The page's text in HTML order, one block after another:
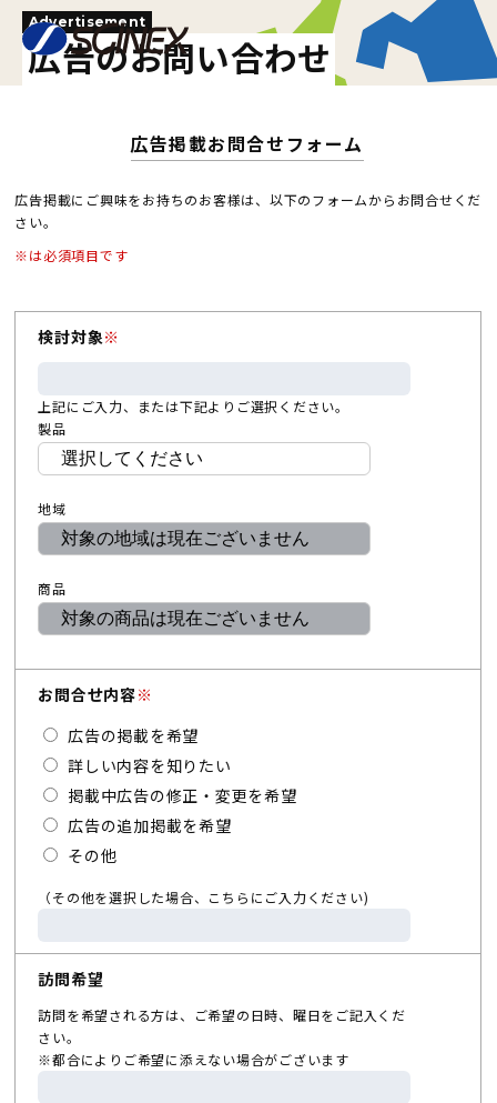
Advertisement
広告のお問い合わせ
広告掲載お問合せフォーム
広告掲載にご興味をお持ちのお客様は、以下のフォームからお問合せくだ
さい。
※は必須項目です
検討対象※
上記にご入力、または下記よりご選択ください。
製品
地域
商品
お問合せ内容※
広告の掲載を希望
詳しい内容を知りたい
掲載中広告の修正・変更を希望
広告の追加掲載を希望
その他
（その他を選択した場合、こちらにご入力ください)
訪問希望
訪問を希望される方は、ご希望の日時、曜日をご記入くだ
さい。
※都合によりご希望に添えない場合がございます